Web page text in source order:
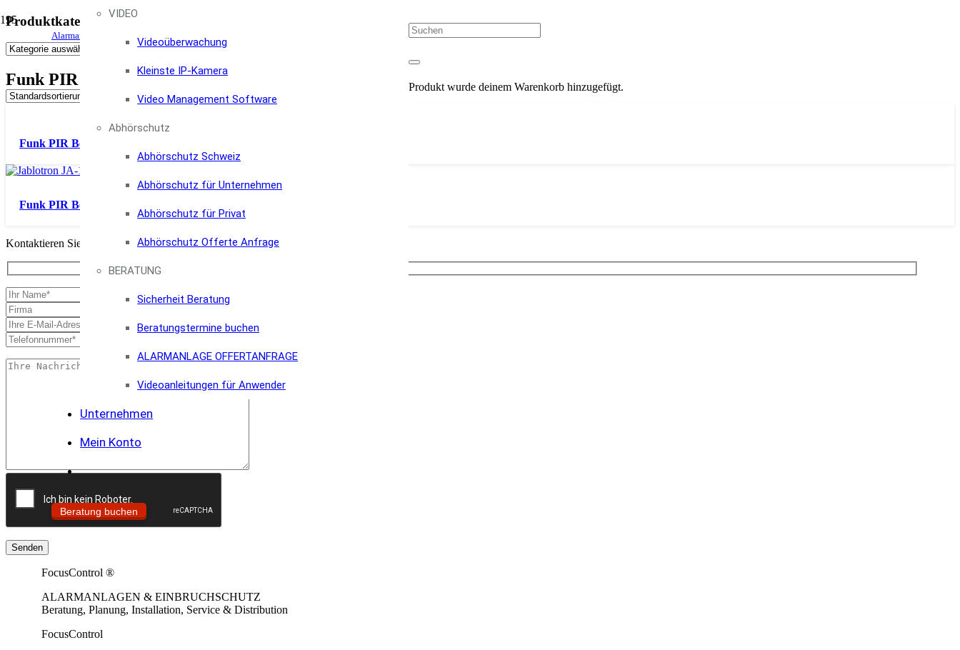
Alarmanlagen & Einbruchschutz Shop, Infos und Beratung
VIDEO
Videoüberwachung
Kleinste IP-Kamera
Video Management Software
Abhörschutz
Abhörschutz Schweiz
Abhörschutz für Unternehmen
Abhörschutz für Privat
Abhörschutz Offerte Anfrage
BERATUNG
Sicherheit Beratung
Beratungstermine buchen
ALARMANLAGE OFFERTANFRAGE
Videoanleitungen für Anwender
Unternehmen
Mein Konto
Beratung buchen
Produkt wurde deinem Warenkorb hinzugefügt.
Produktkategorien
Funk PIR Bewegungsmelder
Funk PIR Bewegungsmelder Design Line Farbe: Weiß
Funk PIR Bewegungsmelder Design Line Farbe: Weiß mit dunkler Linse
Kontaktieren Sie uns, wir beraten Sie gerne.
FocusControl ®
ALARMANLAGEN & EINBRUCHSCHUTZ
Beratung, Planung, Installation, Service & Distribution
FocusControl